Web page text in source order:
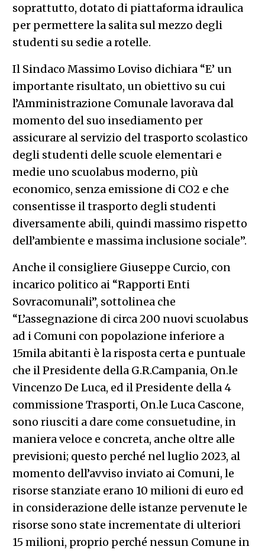
soprattutto, dotato di piattaforma idraulica
per permettere la salita sul mezzo degli
studenti su sedie a rotelle.
Il Sindaco Massimo Loviso dichiara “E’ un
importante risultato, un obiettivo su cui
l’Amministrazione Comunale lavorava dal
momento del suo insediamento per
assicurare al servizio del trasporto scolastico
degli studenti delle scuole elementari e
medie uno scuolabus moderno, più
economico, senza emissione di CO2 e che
consentisse il trasporto degli studenti
diversamente abili, quindi massimo rispetto
dell’ambiente e massima inclusione sociale”.
Anche il consigliere Giuseppe Curcio, con
incarico politico ai “Rapporti Enti
Sovracomunali”, sottolinea che
“L’assegnazione di circa 200 nuovi scuolabus
ad i Comuni con popolazione inferiore a
15mila abitanti è la risposta certa e puntuale
che il Presidente della G.R.Campania, On.le
Vincenzo De Luca, ed il Presidente della 4
commissione Trasporti, On.le Luca Cascone,
sono riusciti a dare come consuetudine, in
maniera veloce e concreta, anche oltre alle
previsioni; questo perché nel luglio 2023, al
momento dell’avviso inviato ai Comuni, le
risorse stanziate erano 10 milioni di euro ed
in considerazione delle istanze pervenute le
risorse sono state incrementate di ulteriori
15 milioni, proprio perché nessun Comune in